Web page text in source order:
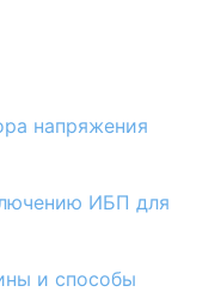
напряжения
ИБП для
и способы